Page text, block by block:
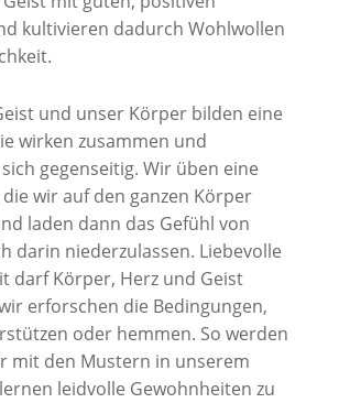
kultivieren dadurch Wohlwollen
und unser Körper bilden eine
wirken zusammen und
gegenseitig. Wir üben eine
wir auf den ganzen Körper
laden dann das Gefühl von
darin niederzulassen. Liebevolle
darf Körper, Herz und Geist
erforschen die Bedingungen,
oder hemmen. So werden
mit den Mustern in unserem
leidvolle Gewohnheiten zu